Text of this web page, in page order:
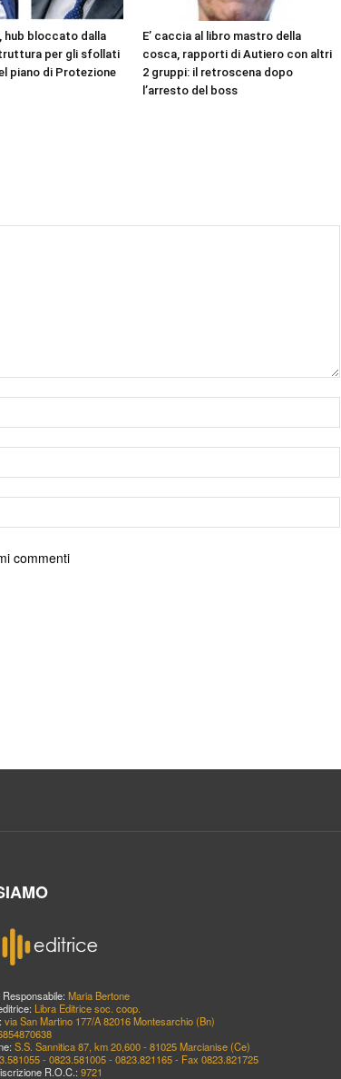
hub bloccato dalla
per gli sfollati
piano di Protezione
E’ caccia al libro mastro della
cosca, rapporti di Autiero con altri
2 gruppi: il retroscena dopo
l’arresto del boss
commenti
Maria Bertone
Libra Editrice soc. coop.
via San Martino 177/A 82016 Montesarchio (Bn)
S.S. Sannitica 87, km 20,600 - 81025 Marcianise (Ce)
- 0823.581005 - 0823.821165 - Fax 0823.821725
R.O.C.: 9721